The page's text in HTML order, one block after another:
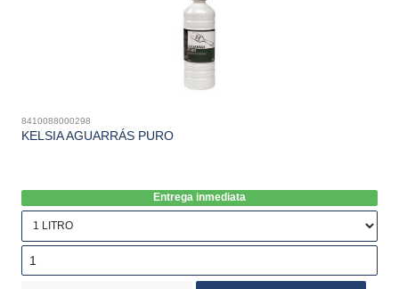
8410088000298
KELSIA AGUARRÁS PURO
Entrega inmediata